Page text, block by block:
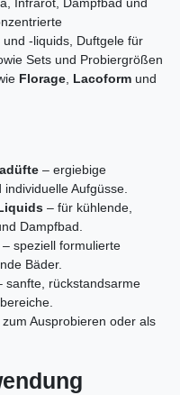
Infrarot, Dampfbad und
-liquids, Duftgele für
Sets und Probiergrößen
Florage, Lacoform und
– ergiebige
Aufgüsse.
– für kühlende,
Dampfbad.
– speziell formulierte
Bäder.
sanfte, rückstandsarme
Ausprobieren oder als